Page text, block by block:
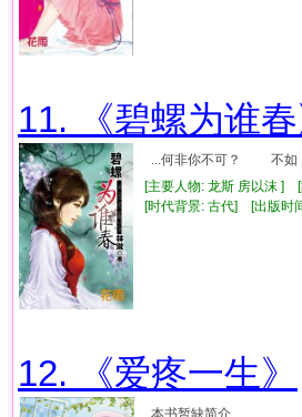
11. 《碧螺为谁春
...何非你不可？ 不如
[主要人物: 龙斯 房以沫 ]
[时代背景: 古代] [出版
12. 《爱疼一生》
本书暂缺简介